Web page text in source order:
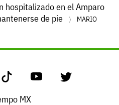
hospitalizado en el Amparo
de pie
MARIO
MX